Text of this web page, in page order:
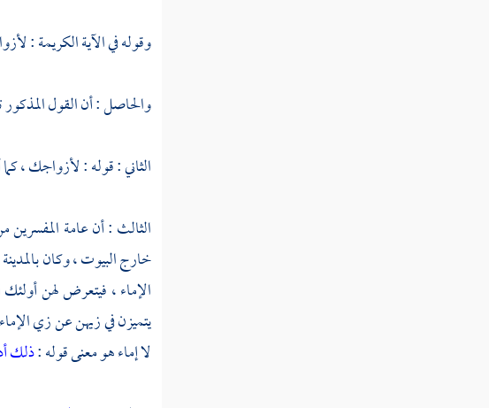
وقوله في الآية الكريمة :
والحاصل : أن القول
الثاني : قوله : لأزواجك ،
الثالث : أن عامة
خارج البيوت ، وكانبالمدينة
الإماء ، فيتعرض لهن أولئك
يتميزن في زيهن عن زي
لا إماء هو معنى قوله :ذلك